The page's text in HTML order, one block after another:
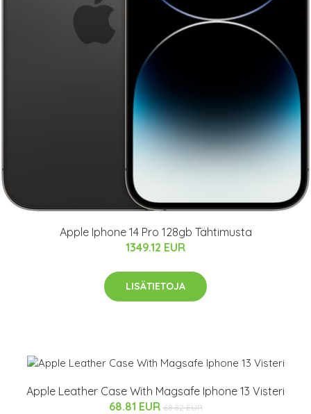
Apple Iphone 14 Pro 128gb Tähtimusta
1349.12 EUR
LISÄTIETOJA
Apple Leather Case With Magsafe Iphone 13 Visteri
68.81 EUR 68.82 EUR